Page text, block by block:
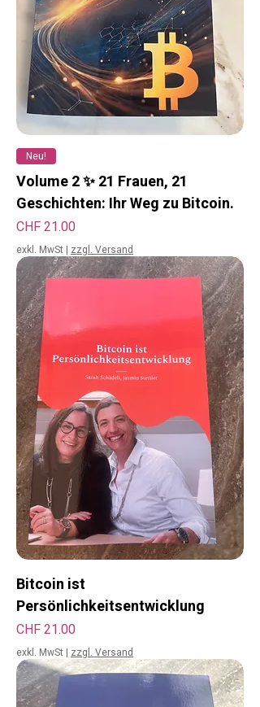
Neu!
Volume 2 ✨ 21 Frauen, 21
Geschichten: Ihr Weg zu Bitcoin.
Preis
CHF 21.00
exkl. MwSt | zzgl. Versand
Bitcoin ist
Persönlichkeitsentwicklung
Preis
CHF 21.00
exkl. MwSt | zzgl. Versand